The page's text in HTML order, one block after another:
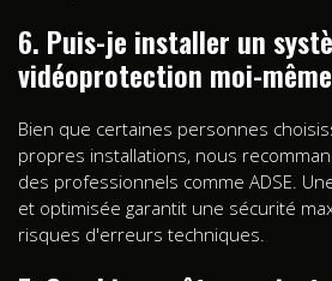
6. Puis-je installer un
vidéoprotection moi-
Bien que certaines personnes
propres installations, nous
des professionnels comme ADSE.
et optimisée garantit une sécurité
risques d'erreurs techniques.